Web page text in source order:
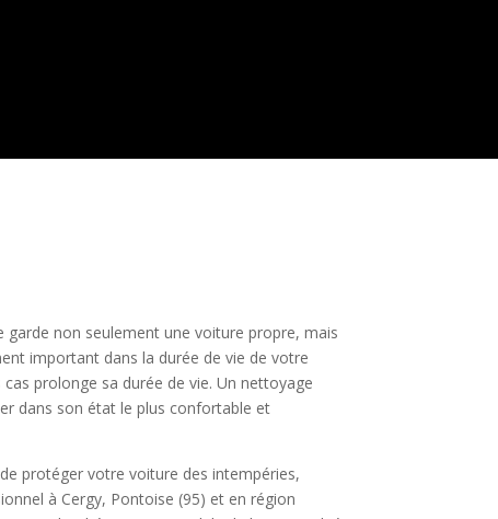
garde non seulement une voiture propre, mais
important dans la durée de vie de votre
prolonge sa durée de vie. Un nettoyage
dans son état le plus confortable et
protéger votre voiture des intempéries,
à Cergy, Pontoise (95) et en région